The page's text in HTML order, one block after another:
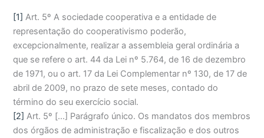
[1] Art. 5º A sociedade cooperativa e a entidade de
representação do cooperativismo poderão,
excepcionalmente, realizar a assembleia geral ordinária a
que se refere o art. 44 da Lei nº 5.764, de 16 de dezembro
de 1971, ou o art. 17 da Lei Complementar nº 130, de 17 de
abril de 2009, no prazo de sete meses, contado do
término do seu exercício social.
[2] Art. 5º […] Parágrafo único. Os mandatos dos membros
dos órgãos de administração e fiscalização e dos outros